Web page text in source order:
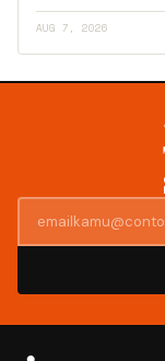
AUG 7, 2026